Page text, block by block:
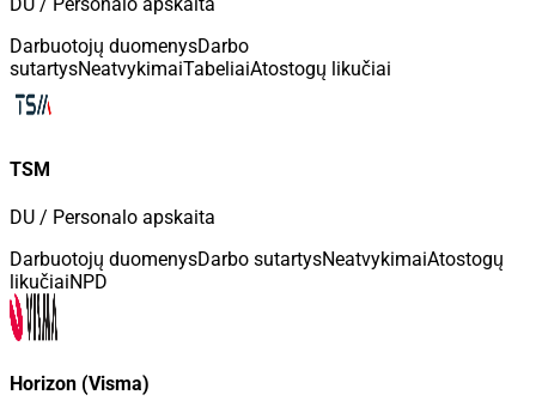
Darbuotojų duomenysDarbo
sutartysNeatvykimaiTabeliaiAtostogų likučiai
TSM
DU / Personalo apskaita
Darbuotojų duomenysDarbo sutartysNeatvykimaiAtostogų
likučiaiNPD
Horizon (Visma)